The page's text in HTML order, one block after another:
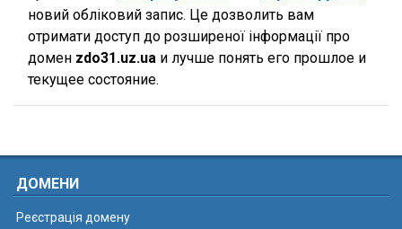
новий обліковий запис. Це дозволить вам
отримати доступ до розширеної інформації про
домен zdo31.uz.ua и лучше понять его прошлое и
текущее состояние.
ДОМЕНИ
Реєстрація домену